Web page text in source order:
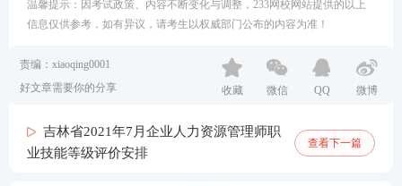
温馨提示：因考试政策、内容不断变化与调整，233网校网站提供的以上
信息仅供参考，如有异议，请考生以权威部门公布的内容为准！
责编：xiaoqing0001
好文章需要你的分享
收藏 微信 QQ 微博
吉林省2021年7月企业人力资源管理师职
业技能等级评价安排
查看下一篇